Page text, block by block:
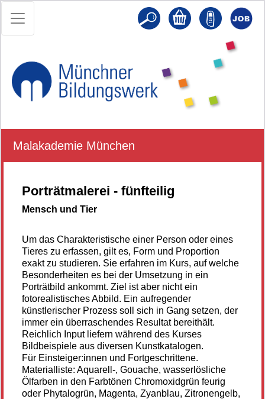
Malakademie München
Porträtmalerei - fünfteilig
Mensch und Tier
Um das Charakteristische einer Person oder eines
Tieres zu erfassen, gilt es, Form und Proportion
exakt zu studieren. Sie erfahren im Kurs, auf welche
Besonderheiten es bei der Umsetzung in ein
Porträtbild ankommt. Ziel ist aber nicht ein
fotorealistisches Abbild. Ein aufregender
künstlerischer Prozess soll sich in Gang setzen, der
immer ein überraschendes Resultat bereithält.
Reichlich Input liefern während des Kurses
Bildbeispiele aus diversen Kunstkatalogen.
Für Einsteiger:innen und Fortgeschrittene.
Materialliste: Aquarell-, Gouache, wasserlösliche
Ölfarben in den Farbtönen Chromoxidgrün feurig
oder Phytalogrün, Magenta, Zyanblau, Zitronengelb,